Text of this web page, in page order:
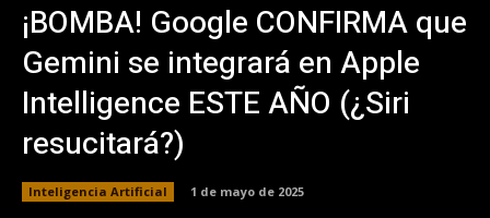
¡BOMBA! Google CONFIRMA que
Gemini se integrará en Apple
Intelligence ESTE AÑO (¿Siri
resucitará?)
Inteligencia Artificial 1 de mayo de 2025